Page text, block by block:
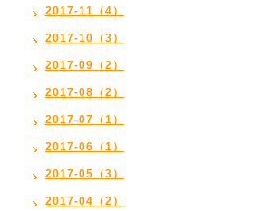
2017-11（4）
2017-10（3）
2017-09（2）
2017-08（2）
2017-07（1）
2017-06（1）
2017-05（3）
2017-04（2）